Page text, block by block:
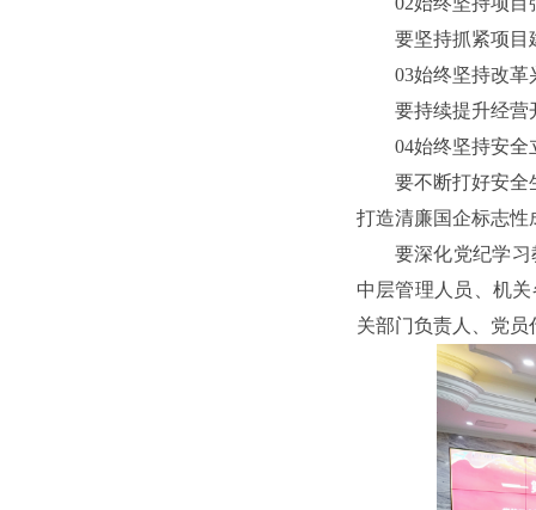
要坚持抓紧项目
03始终坚持改
要持续提升经营
04始终坚持安
要不断打好安全
打造清廉国企标志性
要深化党纪学
中层管理人员、机
关部门负责人、党